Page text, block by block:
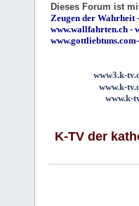
Dieses Forum ist
Zeugen der Wahrheit -
www.wallfahrten.ch -
www.gottliebtuns.com-
www3.k-
www.k-
www.k-
K-TV der